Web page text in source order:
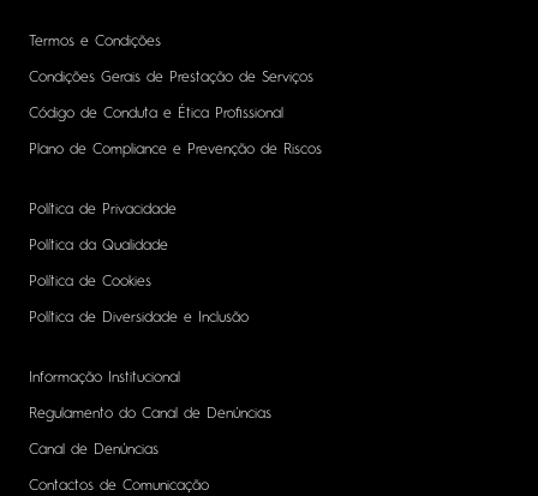
Termos e Condições
Condições Gerais de Prestação de Serviços
Código de Conduta e Ética Profissional
Plano de Compliance e Prevenção de Riscos
Política de Privacidade
Política da Qualidade
Política de Cookies
Política de Diversidade e Inclusão
Informação Institucional
Regulamento do Canal de Denúncias
Canal de Denúncias
Contactos de Comunicação